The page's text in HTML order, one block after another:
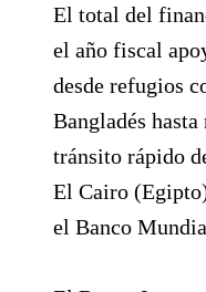
El total del
el año fiscal
desde refugios
Bangladés hasta
tránsito rápido
El Cairo
el Banco